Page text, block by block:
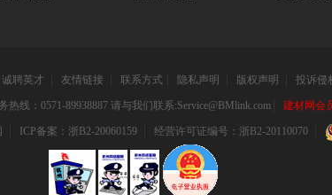
诚聘英才 友情链接 联系方式 隐私声明 版权声明 投诉侵
热线：0571-89938887 请与我们联系:Service@BMlink.com 建材网会
ICP备案：浙B2-20060159 经营许可证编号：浙B2-20110070